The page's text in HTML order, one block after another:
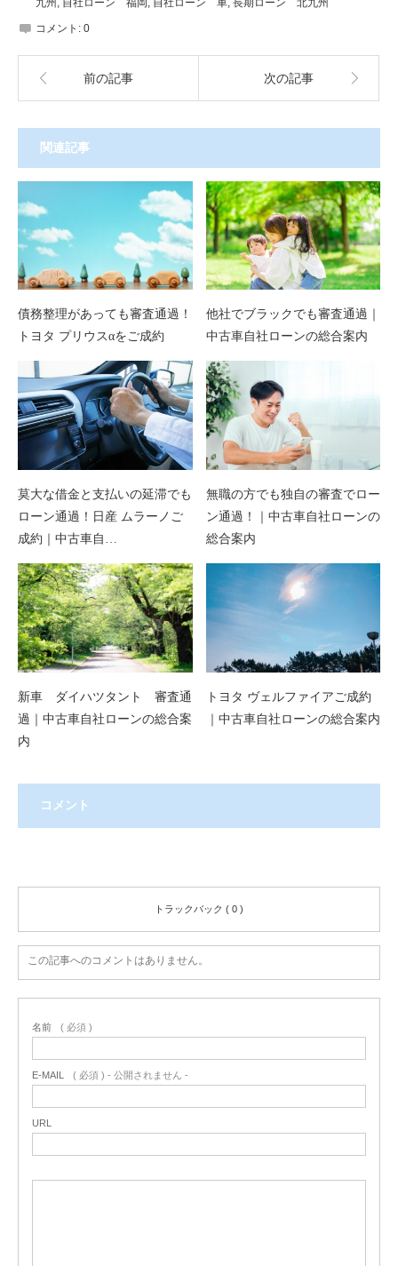
コメント: 0
前の記事 次の記事
関連記事
債務整理があっても審査通過！
トヨタ プリウスαをご成約
他社でブラックでも審査通過｜
中古車自社ローンの総合案内
莫大な借金と支払いの延滞でも
ローン通過！日産 ムラーノご
成約｜中古車自…
無職の方でも独自の審査でロー
ン通過！｜中古車自社ローンの
総合案内
新車 ダイハツタント 審査通
過｜中古車自社ローンの総合案
内
トヨタ ヴェルファイアご成約
｜中古車自社ローンの総合案内
コメント
トラックバック ( 0 )
この記事へのコメントはありません。
名前 ( 必須 )
E-MAIL ( 必須 ) - 公開されません -
URL